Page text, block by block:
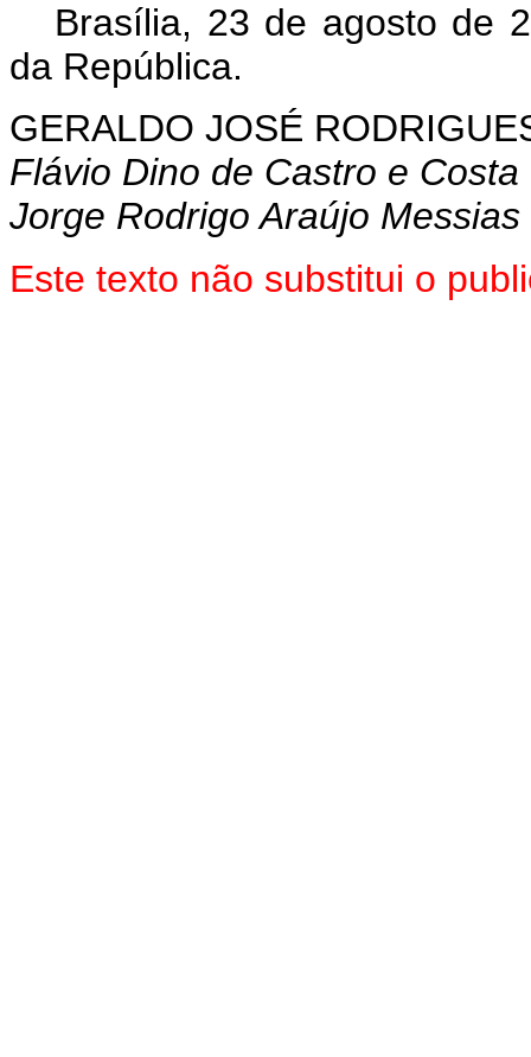
Brasília, 23 de agosto de
da República.
GERALDO JOSÉ
Flávio Dino de Castro e Costa
Jorge Rodrigo Araújo Messias
Este texto não substitui o